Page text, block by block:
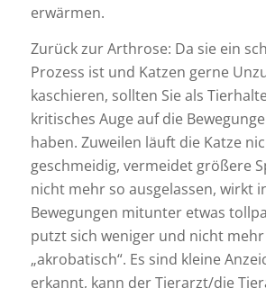
erwärmen.
Zurück zur Arthrose: Da sie ein
Prozess ist und Katzen gerne
kaschieren, sollten Sie als
kritisches Auge auf die
haben. Zuweilen läuft die Katze
geschmeidig, vermeidet größere
nicht mehr so ausgelassen, wirkt
Bewegungen mitunter etwas
putzt sich weniger und nicht
„akrobatisch“. Es sind kleine
erkannt, kann der Tierarzt/die